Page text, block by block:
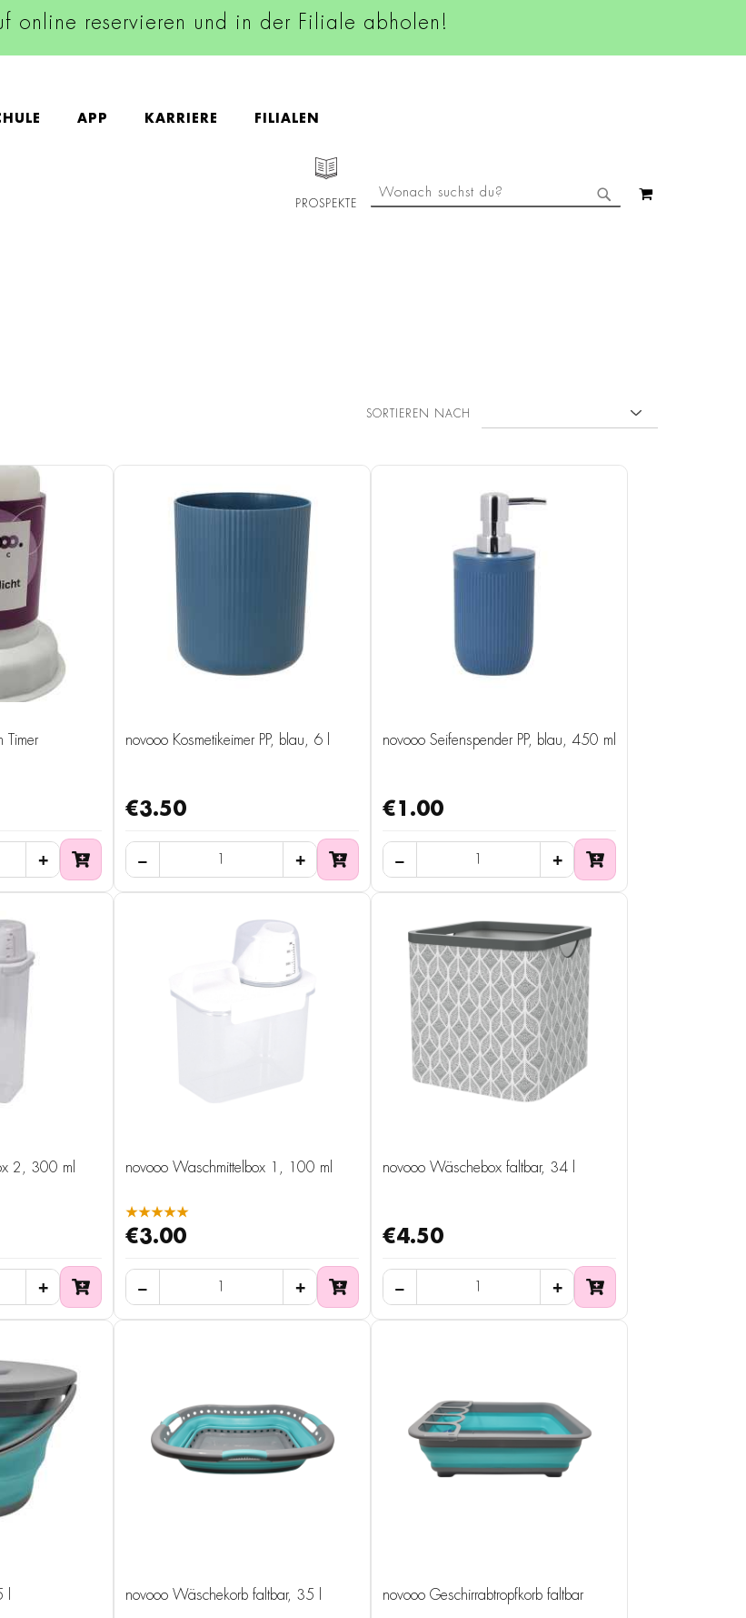
online reservieren und in der Filiale abholen!
APP KARRIERE FILIALEN
PROSPEKTE
SUCHE
SORTIEREN NACH
Timer novooo Kosmetikeimer PP, blau, 6 l
€3.50
novooo Seifenspender PP, blau, 450 ml
€1.00
2, 300 ml novooo Waschmittelbox 1, 100 ml
★★★★★
€3.00
novooo Wäschebox faltbar, 34 l
€4.50
novooo Wäschekorb faltbar, 35 l novooo Geschirrabtropfkorb faltbar